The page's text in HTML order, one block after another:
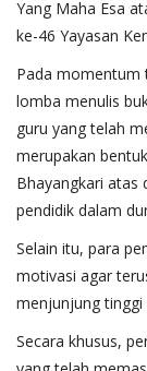
Yang Maha Esa
ke-46 Yayasan
Pada momentum
lomba menulis
guru yang telah
merupakan
Bhayangkari atas
pendidik dalam
Selain itu, para
motivasi agar
menjunjung tinggi
Secara khusus,